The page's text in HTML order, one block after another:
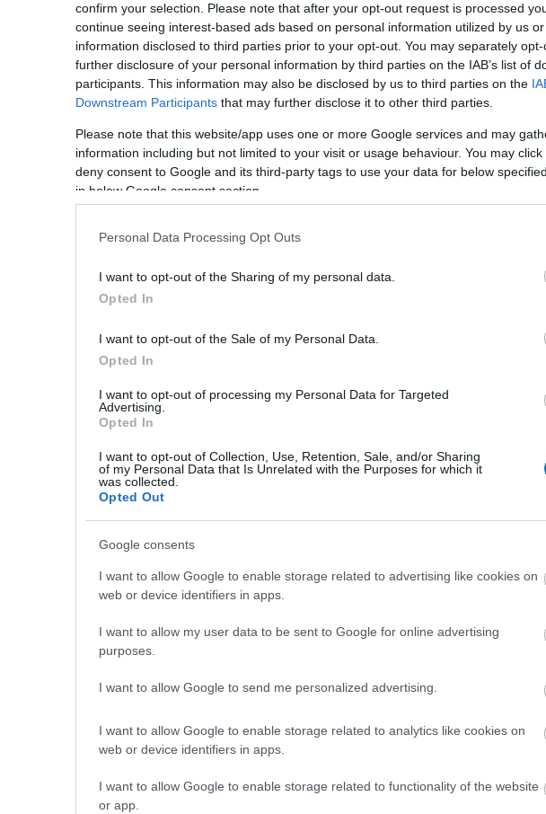
confirm your selection. Please note that after your opt-out request is processed
continue seeing interest-based ads based on personal information utilized by us
information disclosed to third parties prior to your opt-out. You may separately
further disclosure of your personal information by third parties on the IAB’s list of
participants. This information may also be disclosed by us to third parties on the
Downstream Participants that may further disclose it to other third parties.
Please note that this website/app uses one or more Google services and may
information including but not limited to your visit or usage behaviour. You may
deny consent to Google and its third-party tags to use your data for below
in below Google consent section.
Personal Data Processing Opt Outs
I want to opt-out of the Sharing of my personal data.
Opted In
I want to opt-out of the Sale of my Personal Data.
Opted In
I want to opt-out of processing my Personal Data for Targeted
Advertising.
Opted In
I want to opt-out of Collection, Use, Retention, Sale, and/or Sharing
of my Personal Data that Is Unrelated with the Purposes for which it
was collected.
Opted Out
Google consents
I want to allow Google to enable storage related to advertising like cookies on
web or device identifiers in apps.
I want to allow my user data to be sent to Google for online advertising
purposes.
I want to allow Google to send me personalized advertising.
I want to allow Google to enable storage related to analytics like cookies on
web or device identifiers in apps.
I want to allow Google to enable storage related to functionality of the website
or app.
Milli Aradan Sonra Yeni Bir Sayfa: Anadolu Takımlarının
Öne Çıkan Golcü Savunmacıları!
09/09/2025 YazarZeynel Yılmaz|
Bir milli aranın ardından yeniden Comunio gerçeğine dönüyoruz.
İyi bir oyuncu, her zaman güçlü bir defans hattı kuran ve hatta bu
defansını golcülerden oluşturmaya çalışan olmuştur.
EN